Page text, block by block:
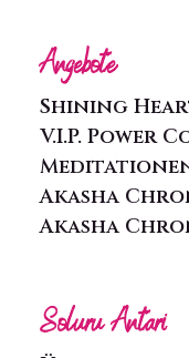
Angebote
Shining
V.I.P. Power
Akasha
Akasha
Soluru Antari